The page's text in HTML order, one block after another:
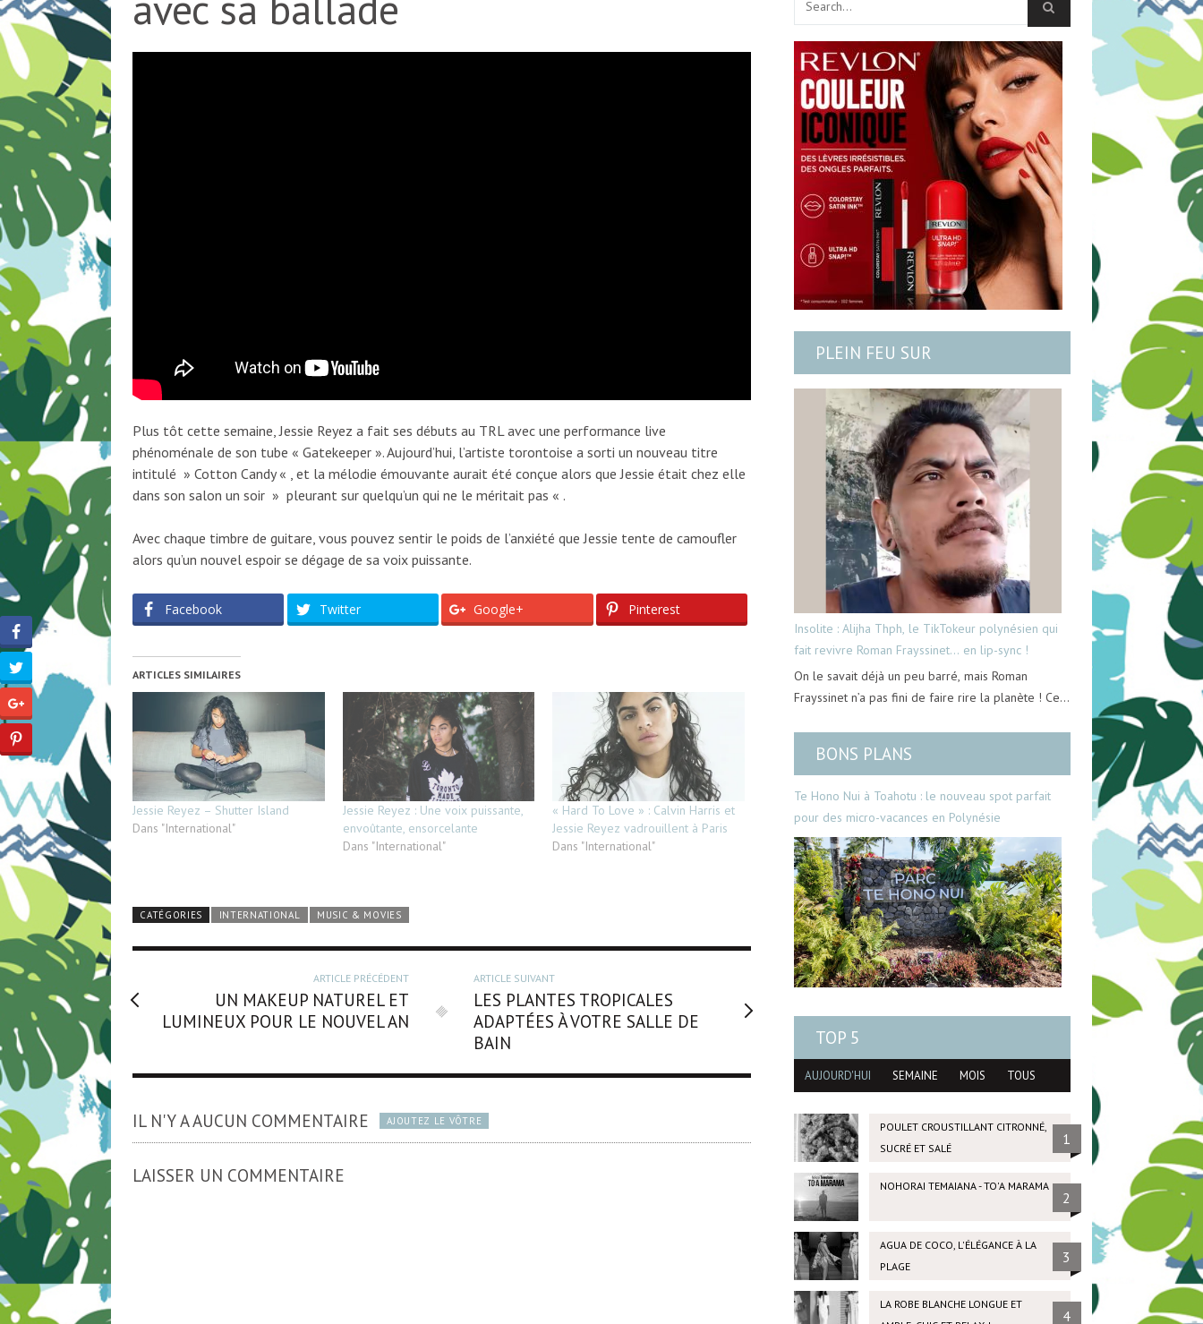
Plus tôt cette semaine, Jessie Reyez a fait ses débuts au TRL avec une performance live
phénoménale de son tube « Gatekeeper ». Aujourd’hui, l’artiste torontoise a sorti un nouveau titre
intitulé » Cotton Candy « , et la mélodie émouvante aurait été conçue alors que Jessie était chez elle
dans son salon un soir » pleurant sur quelqu’un qui ne le méritait pas « .
Avec chaque timbre de guitare, vous pouvez sentir le poids de l’anxiété que Jessie tente de camoufler
alors qu’un nouvel espoir se dégage de sa voix puissante.
Facebook Twitter Google+ Pinterest
ARTICLES SIMILAIRES
Jessie Reyez – Shutter Island
Dans "International"
Jessie Reyez : Une voix puissante,
envoûtante, ensorcelante
Dans "International"
« Hard To Love » : Calvin Harris et
Jessie Reyez vadrouillent à Paris
Dans "International"
CATÉGORIES INTERNATIONAL MUSIC & MOVIES
ARTICLE PRÉCÉDENT
UN MAKEUP NATUREL ET
LUMINEUX POUR LE NOUVEL AN
ARTICLE SUIVANT
LES PLANTES TROPICALES
ADAPTÉES À VOTRE SALLE DE
BAIN
IL N'Y A AUCUN COMMENTAIRE AJOUTEZ LE VÔTRE
LAISSER UN COMMENTAIRE
PLEIN FEU SUR
Insolite : Alijha Thph, le TikTokeur polynésien qui
fait revivre Roman Frayssinet… en lip-sync !
On le savait déjà un peu barré, mais Roman
Frayssinet n’a pas fini de faire rire la planète ! Ce…
BONS PLANS
Te Hono Nui à Toahotu : le nouveau spot parfait
pour des micro-vacances en Polynésie
TOP 5
AUJOURD'HUI SEMAINE MOIS TOUS
POULET CROUSTILLANT CITRONNÉ,
SUCRÉ ET SALÉ
1
NOHORAI TEMAIANA - TO'A MARAMA
2
AGUA DE COCO, L'ÉLÉGANCE À LA
PLAGE
3
LA ROBE BLANCHE LONGUE ET
4